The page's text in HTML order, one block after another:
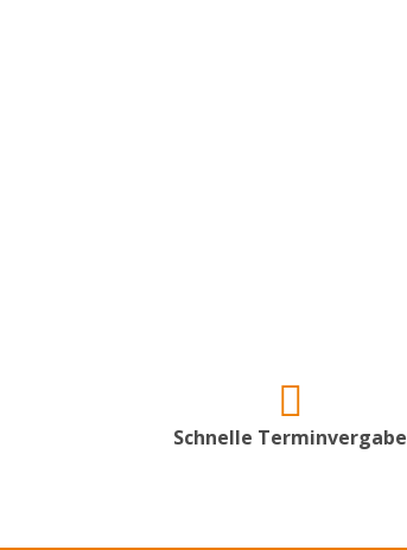
Schnelle Terminvergabe